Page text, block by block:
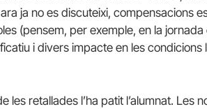
ja no es discuteixi, compensacions
(pensem, per exemple, en la
i divers impacte en les
les retallades l’ha patit l’alumnat. Les